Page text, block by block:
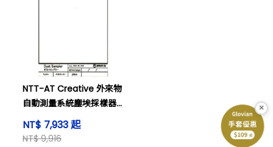
NTT-AT Creative 外來物
自動測量系統塵埃採樣器
DSW-01
NT$ 7,933 起
NT$ 9,916
×